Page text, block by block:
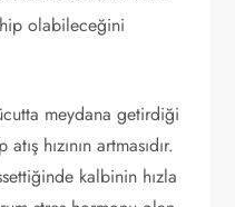
olabileceğini
meydana getirdiği
hızının artmasıdır.
kalbinin hızla